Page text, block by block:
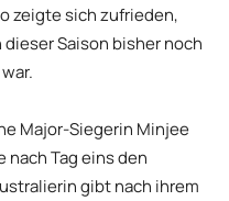
zeigte sich zufrieden,
Saison bisher noch
Major-Siegerin Minjee
nach Tag eins den
gibt nach ihrem